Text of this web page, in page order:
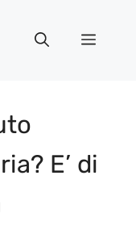
Menu
E’ di